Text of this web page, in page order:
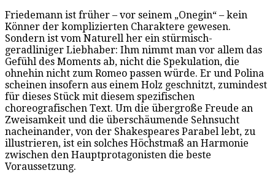
Friedemann ist früher – vor seinem „Onegin“ – kein
Könner der komplizierten Charaktere gewesen.
Sondern ist vom Naturell her ein stürmisch-
geradliniger Liebhaber: Ihm nimmt man vor allem das
Gefühl des Moments ab, nicht die Spekulation, die
ohnehin nicht zum Romeo passen würde. Er und Polina
scheinen insofern aus einem Holz geschnitzt, zumindest
für dieses Stück mit diesem spezifischen
choreografischen Text. Um die übergroße Freude an
Zweisamkeit und die überschäumende Sehnsucht
nacheinander, von der Shakespeares Parabel lebt, zu
illustrieren, ist ein solches Höchstmaß an Harmonie
zwischen den Hauptprotagonisten die beste
Voraussetzung.